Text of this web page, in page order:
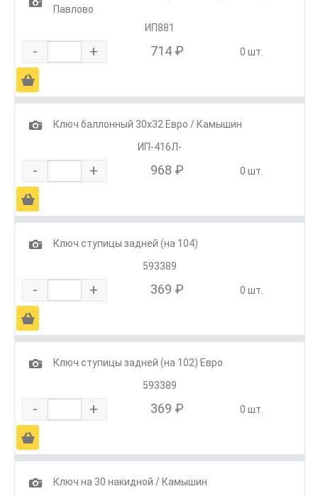
Павлово
ИП881
- + 714 ₽ 0 шт.
Ä
1
Ключ баллонный 30х32 Евро / Камышин
ИП-416Л-
- + 968 ₽ 0 шт.
Ä
1
Ключ ступицы задней (на 104)
593389
- + 369 ₽ 0 шт.
Ä
1
Ключ ступицы задней (на 102) Евро
593389
- + 369 ₽ 0 шт.
Ä
1
Ключ на 30 накидной / Камышин